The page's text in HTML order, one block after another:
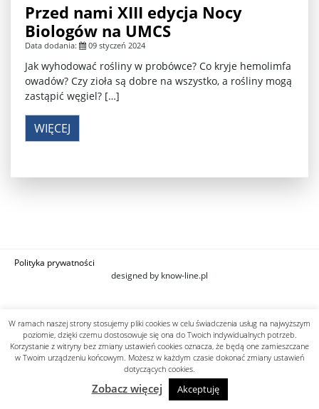
Przed nami XIII edycja Nocy
Biologów na UMCS
Data dodania: 09 styczeń 2024
Jak wyhodować rośliny w probówce? Co kryje hemolimfa
owadów? Czy zioła są dobre na wszystko, a rośliny mogą
zastąpić węgiel? […]
WIĘCEJ
Polityka prywatności
designed by know-line.pl
W ramach naszej strony stosujemy pliki cookies w celu świadczenia usług na najwyższym
poziomie, dzięki czemu dostosowuje się ona do Twoich indywidualnych potrzeb.
Korzystanie z witryny bez zmiany ustawień cookies oznacza, że będą one zamieszczane
w Twoim urządzeniu końcowym. Możesz w każdym czasie dokonać zmiany ustawień
dotyczących cookies.
Zobacz więcej Akceptuję